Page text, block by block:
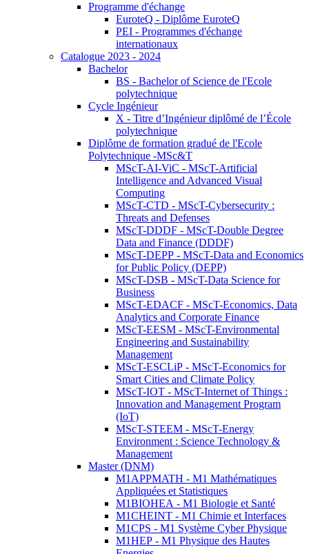
Programme d'échange
EuroteQ - Diplôme EuroteQ
PEI - Programmes d'échange
internationaux
Catalogue 2023 - 2024
Bachelor
BS - Bachelor of Science de l'Ecole
polytechnique
Cycle Ingénieur
X - Titre d’Ingénieur diplômé de l’École
polytechnique
Diplôme de formation gradué de l'Ecole
Polytechnique -MSc&T
MScT-AI-ViC - MScT-Artificial
Intelligence and Advanced Visual
Computing
MScT-CTD - MScT-Cybersecurity :
Threats and Defenses
MScT-DDDF - MScT-Double Degree
Data and Finance (DDDF)
MScT-DEPP - MScT-Data and Economics
for Public Policy (DEPP)
MScT-DSB - MScT-Data Science for
Business
MScT-EDACF - MScT-Economics, Data
Analytics and Corporate Finance
MScT-EESM - MScT-Environmental
Engineering and Sustainability
Management
MScT-ESCLiP - MScT-Economics for
Smart Cities and Climate Policy
MScT-IOT - MScT-Internet of Things :
Innovation and Management Program
(IoT)
MScT-STEEM - MScT-Energy
Environment : Science Technology &
Management
Master (DNM)
M1APPMATH - M1 Mathématiques
Appliquées et Statistiques
M1BIOHEA - M1 Biologie et Santé
M1CHEINT - M1 Chimie et Interfaces
M1CPS - M1 Système Cyber Physique
M1HEP - M1 Physique des Hautes